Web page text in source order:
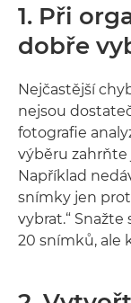
1. Při
dobře
Nejčastější
nejsou
fotografie
výběru zahrňte
Například
snímky jen
vybrat.“ Snažte
20 snímků, ale